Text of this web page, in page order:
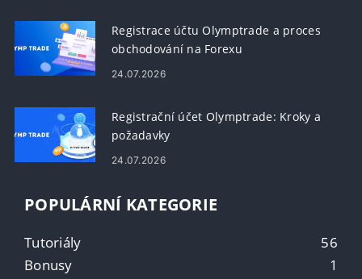
Registrace účtu Olymptrade a proces
obchodování na Forexu
24.07.2026
Registrační účet Olymptrade: Kroky a
požadavky
24.07.2026
POPULÁRNÍ KATEGORIE
Tutoriály
56
Bonusy
1